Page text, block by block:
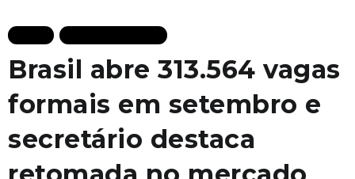
Brasil abre 313.564 vagas
formais em setembro e
secretário destaca